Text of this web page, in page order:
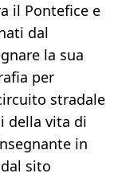
il Pontefice e
dal
la sua
per
stradale
della vita di
in
sito